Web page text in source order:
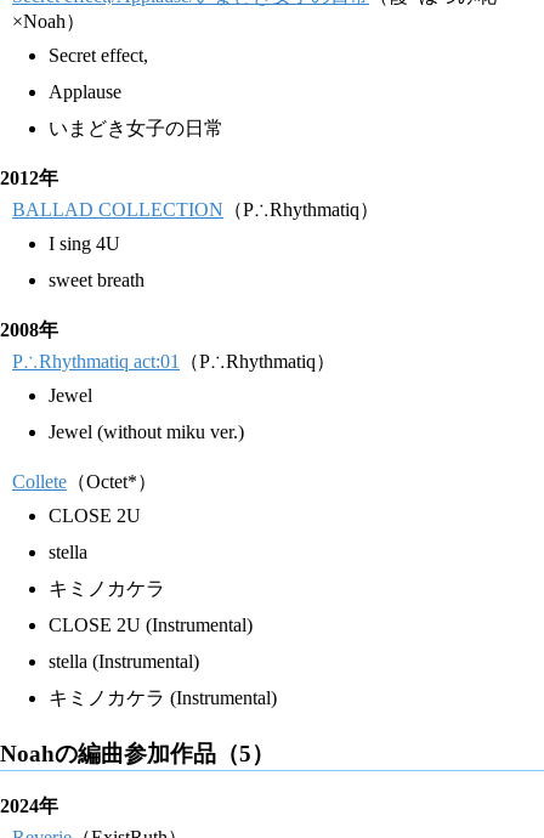
×Noah）
Secret effect,
Applause
いまどき女子の日常
2012年
BALLAD COLLECTION （P∴Rhythmatiq）
I sing 4U
sweet breath
2008年
P∴Rhythmatiq act:01
（P∴Rhythmatiq）
Jewel
Jewel (without miku ver.)
Collete （Octet*）
CLOSE 2U
stella
キミノカケラ
CLOSE 2U (Instrumental)
stella (Instrumental)
キミノカケラ (Instrumental)
Noahの編曲参加作品（5）
2024年